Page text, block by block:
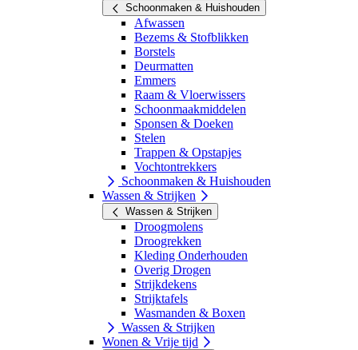
Schoonmaken & Huishouden
Afwassen
Bezems & Stofblikken
Borstels
Deurmatten
Emmers
Raam & Vloerwissers
Schoonmaakmiddelen
Sponsen & Doeken
Stelen
Trappen & Opstapjes
Vochtontrekkers
Schoonmaken & Huishouden
Wassen & Strijken
Wassen & Strijken
Droogmolens
Droogrekken
Kleding Onderhouden
Overig Drogen
Strijkdekens
Strijktafels
Wasmanden & Boxen
Wassen & Strijken
Wonen & Vrije tijd